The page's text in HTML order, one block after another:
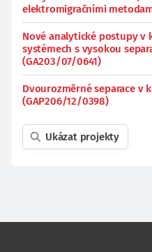
elektromigračními
Nové analytické postupy v
systémech s vysokou
(GA203/07/0641)
Dvourozměrné separace v
(GAP206/12/0398)
Ukázat projekty